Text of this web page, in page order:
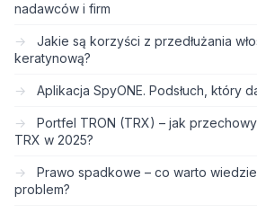
nadawców i firm
Jakie są korzyści z przedłużania
keratynową?
Aplikacja SpyONE. Podsłuch, który
Portfel TRON (TRX) – jak
TRX w 2025?
Prawo spadkowe – co warto
problem?